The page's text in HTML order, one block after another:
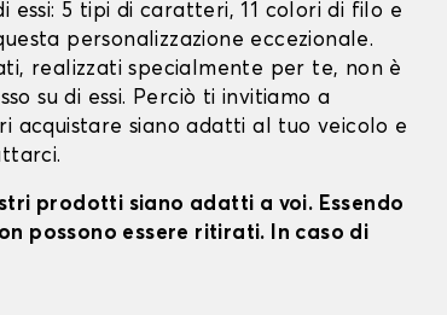
essi: 5 tipi di caratteri, 11 colori di filo e
personalizzazione eccezionale.
realizzati specialmente per te, non è
su di essi. Perciò ti invitiamo a
acquistare siano adatti al tuo veicolo e
prodotti siano adatti a voi. Essendo
possono essere ritirati. In caso di